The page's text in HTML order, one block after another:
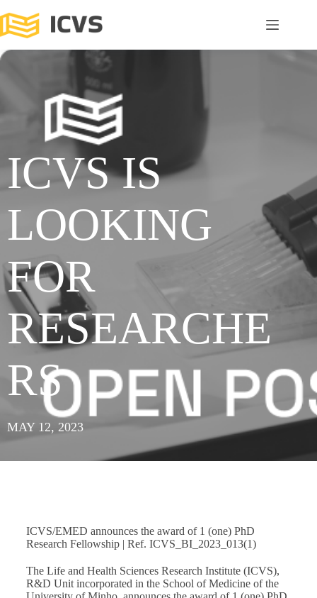
ICVS IS
LOOKING
FOR
RESEARCHE
RS
MAY 12, 2023
ICVS/EMED announces the award of 1 (one) PhD
Research Fellowship | Ref. ICVS_BI_2023_013(1)
The Life and Health Sciences Research Institute (ICVS),
R&D Unit incorporated in the School of Medicine of the